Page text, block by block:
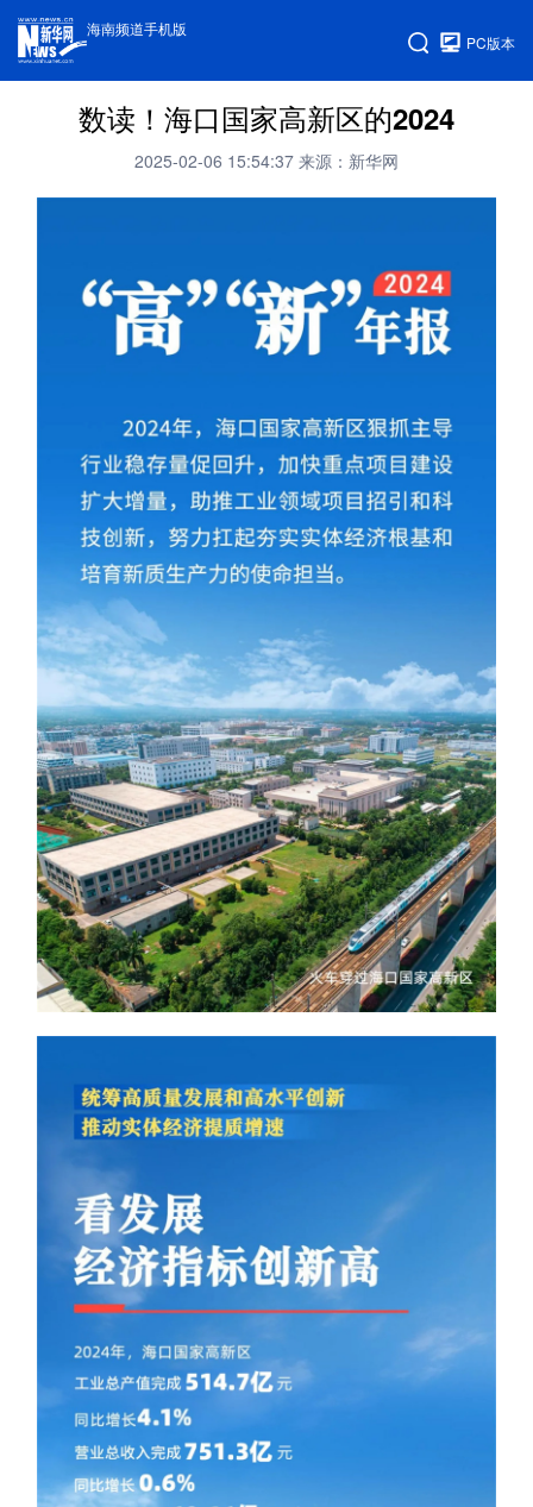
海南频道手机版
PC版本
数读！海口国家高新区的2024
2025-02-06 15:54:37 来源：新华网